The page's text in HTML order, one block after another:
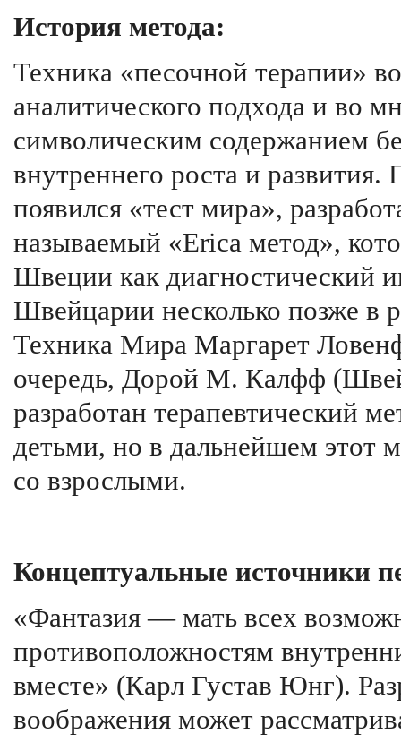
История метода:
Техника «песочной терапии»
аналитического подхода и во
символическим содержанием
внутреннего роста и
появился «тест мира»,
называемый «Erica метод»,
Швеции как диагностический
Швейцарии несколько позже в
Техника Мира Маргарет
очередь, Дорой М. Калфф
разработан терапевтический
детьми, но в дальнейшем этот
со взрослыми.
Концептуальные источники
«Фантазия — мать всех
противоположностям
вместе» (Карл Густав Юнг).
воображения может